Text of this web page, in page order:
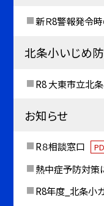
新Ｒ8警報発令
北条小いじめ
R8 大東市立北
お知らせ
R８相談窓口
熱中症予防対策
R8年度_北条小